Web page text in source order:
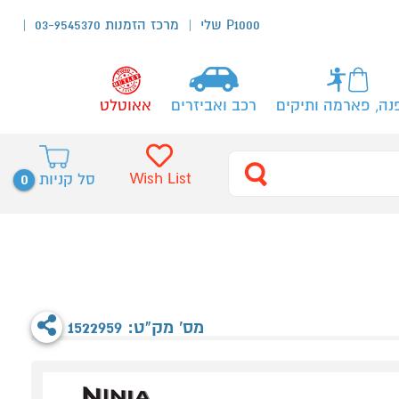
P1000 שלי מרכז הזמנות 03-9545370
פארמה ותיקים רכב ואביזרים אאוטלט
סל קניות 0 Wish List
מס' מק"ט: 1522959